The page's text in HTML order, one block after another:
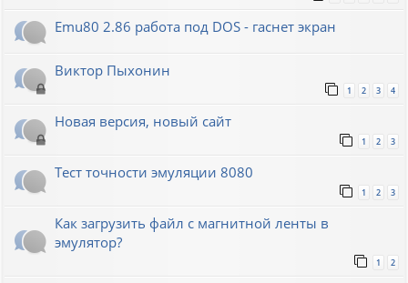
Emu80 2.86 работа под DOS - гаснет экран
Виктор Пыхонин
1 2 3 4
Новая версия, новый сайт
1 2 3
Тест точности эмуляции 8080
1 2 3
Как загрузить файл с магнитной ленты в
эмулятор?
1 2